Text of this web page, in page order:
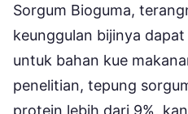
Sorgum Bioguma,
keunggulan bijinya
untuk bahan kue
penelitian, tepung
protein lebih dari 9%,